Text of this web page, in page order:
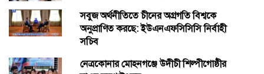
সবুজ অর্থনীতিতে চীনের অগ্রগতি বিশ্বকে
অনুপ্রাণিত করছে: ইউএনএফসিসিসি নির্বাহী
সচিব
নেত্রকোনার মোহনগঞ্জে উদীচী শিল্পীগোষ্ঠীর